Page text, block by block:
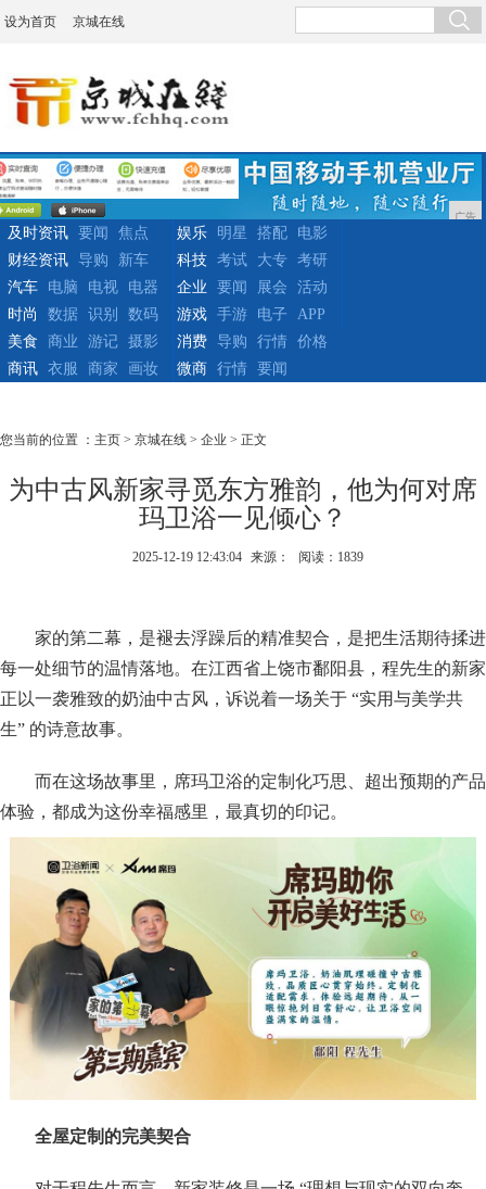
设为首页 京城在线
广告
及时资讯 要闻
焦点
财经资讯
导购 新车
娱乐 明星 搭配
电影
科技
考试 大专
考研
汽车
电脑 电视
电器
时尚
数据 识别 数码
企业 要闻 展会
活动
游戏
手游 电子
APP
美食
商业 游记
摄影
商讯
衣服 商家 画妆
消费 导购 行情
价格
微商
行情 要闻
您当前的位置 ： 主页 > 京城在线 > 企业 > 正文
为中古风新家寻觅东方雅韵，他为何对席
玛卫浴一见倾心？
2025-12-19 12:43:04 来源： 阅读：1839
家的第二幕，是褪去浮躁后的精准契合，是把生活期待揉进
每一处细节的温情落地。在江西省上饶市鄱阳县，程先生的新家
正以一袭雅致的奶油中古风，诉说着一场关于 “实用与美学共
生” 的诗意故事。
而在这场故事里，席玛卫浴的定制化巧思、超出预期的产品
体验，都成为这份幸福感里，最真切的印记。
全屋定制的完美契合